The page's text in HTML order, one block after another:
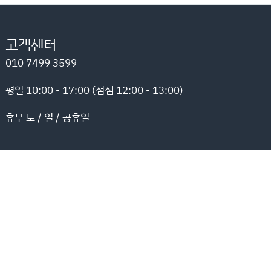
고객센터
010 7499 3599
평일 10:00 - 17:00 (점심 12:00 - 13:00)
휴무 토 / 일 / 공휴일